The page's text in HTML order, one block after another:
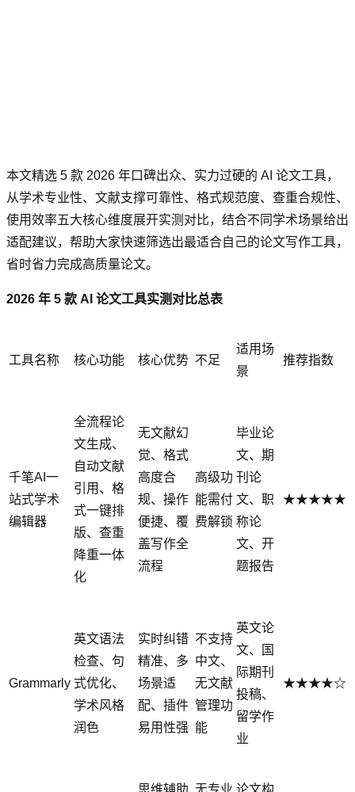
本文精选 5 款 2026 年口碑出众、实力过硬的 AI 论文工具，
从学术专业性、文献支撑可靠性、格式规范度、查重合规性、
使用效率五大核心维度展开实测对比，结合不同学术场景给出
适配建议，帮助大家快速筛选出最适合自己的论文写作工具，
省时省力完成高质量论文。
2026 年 5 款 AI 论文工具实测对比总表
工具名称 核心功能 核心优势 不足
适用场
景
推荐指数
千笔AI一
站式学术
编辑器
全流程论
文生成、
自动文献
引用、格
式一键排
版、查重
降重一体
化
无文献幻
觉、格式
高度合
规、操作
便捷、覆
盖写作全
流程
高级功
能需付
费解锁
毕业论
文、期
刊论
文、职
称论
文、开
题报告
★★★★★
Grammarly
英文语法
检查、句
式优化、
学术风格
润色
实时纠错
精准、多
场景适
配、插件
易用性强
不支持
中文、
无文献
管理功
能
英文论
文、国
际期刊
投稿、
留学作
业
★★★★☆
思维辅助 无专业 论文构